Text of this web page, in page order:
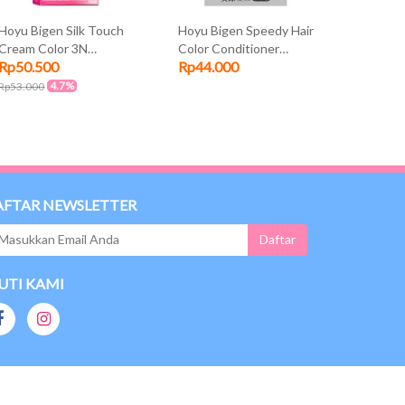
Bigen Silk Touch
Color 3N
Brownish Black
Rp50.500
4.7%
Hoyu Bigen Speedy Hair
Color Conditioner
Brownish Black Mini
Rp44.000
NEWSLETTER
KAMI